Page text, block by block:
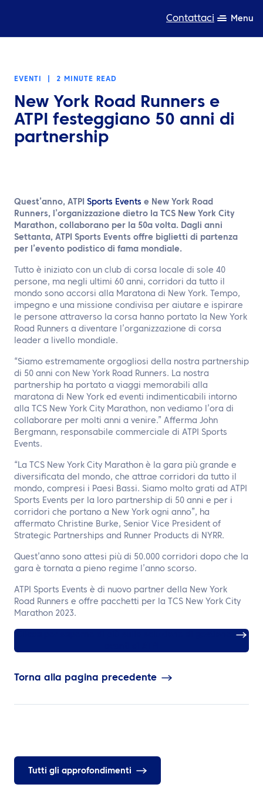
Contattaci Menu
Risorse
Chi siamo
TravelHub Login
Cerca
Contattaci
IT
EVENTI 2 MINUTE READ
New York Road Runners e
ATPI festeggiano 50 anni di
partnership
Quest’anno, ATPI Sports Events e New York Road
Runners, l’organizzazione dietro la TCS New York City
Marathon, collaborano per la 50a volta. Dagli anni
Settanta, ATPI Sports Events offre biglietti di partenza
per l’evento podistico di fama mondiale.
Tutto è iniziato con un club di corsa locale di sole 40
persone, ma negli ultimi 60 anni, corridori da tutto il
mondo sono accorsi alla Maratona di New York. Tempo,
impegno e una missione condivisa per aiutare e ispirare
le persone attraverso la corsa hanno portato la New York
Road Runners a diventare l’organizzazione di corsa
leader a livello mondiale.
“Siamo estremamente orgogliosi della nostra partnership
di 50 anni con New York Road Runners. La nostra
partnership ha portato a viaggi memorabili alla
maratona di New York ed eventi indimenticabili intorno
alla TCS New York City Marathon, non vediamo l’ora di
collaborare per molti anni a venire.” Afferma John
Bergmann, responsabile commerciale di ATPI Sports
Events.
“La TCS New York City Marathon è la gara più grande e
diversificata del mondo, che attrae corridori da tutto il
mondo, compresi i Paesi Bassi. Siamo molto grati ad ATPI
Sports Events per la loro partnership di 50 anni e per i
corridori che portano a New York ogni anno”, ha
affermato Christine Burke, Senior Vice President of
Strategic Partnerships and Runner Products di NYRR.
Quest’anno sono attesi più di 50.000 corridori dopo che la
gara è tornata a pieno regime l’anno scorso.
ATPI Sports Events è di nuovo partner della New York
Road Runners e offre pacchetti per la TCS New York City
Marathon 2023.
Torna alla pagina precedente
Tutti gli approfondimenti